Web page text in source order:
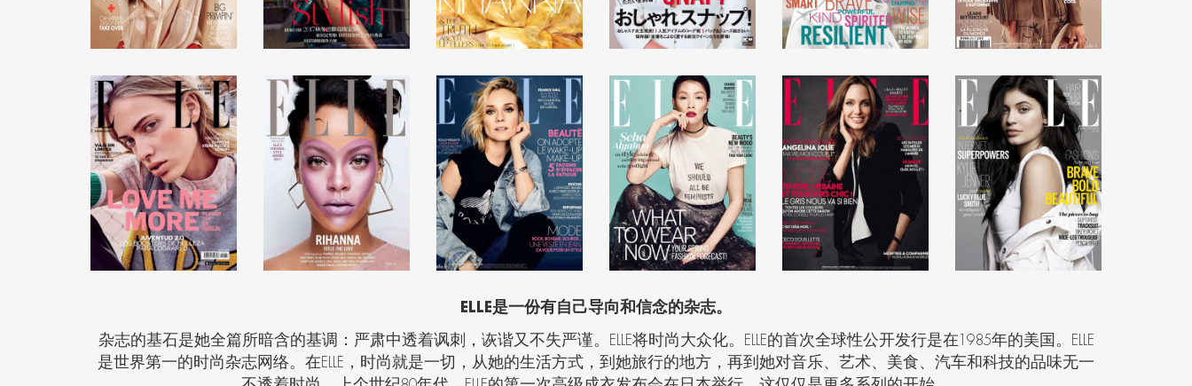
ELLE是一份有自己导向和信念的杂志。
杂志的基石是她全篇所暗含的基调：严肃中透着讽刺，诙谐又不失严谨。 ELLE将时尚大众化。 ELLE的首次全球性公开发行是在 1985年的美国。
ELLE
是世界第一的时尚杂志网络。在ELLE ，时尚就是一切，从她的生活方式，到她旅行的地方，再到她对音乐、艺术、美食、汽车和科技的品味无一